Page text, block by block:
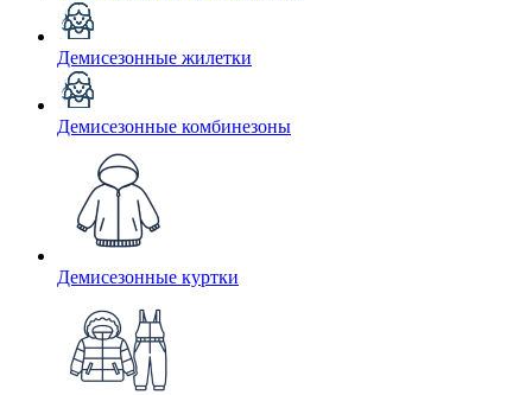
Демисезонные жилетки
Демисезонные комбинезоны
Демисезонные куртки